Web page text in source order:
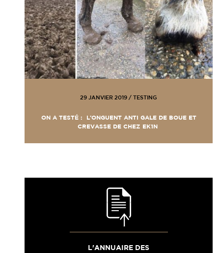
29 JANVIER 2019 / TESTING
ON A TESTÉ : L’ONGUENT ANTI GALE DE BOUE ET
CREVASSE DE CHEZ EK1N
L'ANNUAIRE DES